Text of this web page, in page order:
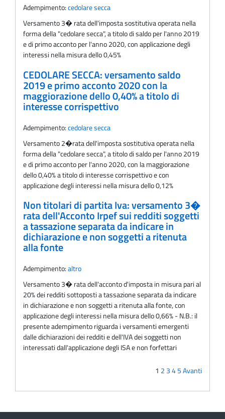
Adempimento:cedolare secca
Versamento 3� rata dell'imposta sostitutiva operata nella
forma della "cedolare secca", a titolo di saldo per l'anno 2019
e di primo acconto per l'anno 2020, con applicazione degli
interessi nella misura dello 0,45%
CEDOLARE SECCA: versamento saldo
2019 e primo acconto 2020 con la
maggiorazione dello 0,40% a titolo di
interesse corrispettivo
Adempimento:cedolare secca
Versamento 2�rata dell'imposta sostitutiva operata nella
forma della "cedolare secca", a titolo di saldo per l'anno 2019
e di primo acconto per l'anno 2020, con la maggiorazione
dello 0,40% a titolo di interesse corrispettivo e con
applicazione degli interessi nella misura dello 0,12%
Non titolari di partita Iva: versamento 3�
rata dell'Acconto Irpef sui redditi soggetti
a tassazione separata da indicare in
dichiarazione e non soggetti a ritenuta
alla fonte
Adempimento:altro
Versamento 3� rata dell'acconto d'imposta in misura pari al
20% dei redditi sottoposti a tassazione separata da indicare
in dichiarazione e non soggetti a ritenuta alla fonte, con
applicazione degli interessi nella misura dello 0,66% - N.B.: il
presente adempimento riguarda i versamenti emergenti
dalle dichiarazioni dei redditi e dell'IVA dei soggetti non
interessati dall'applicazione degli ISA e non forfettari
1 2 345Avanti